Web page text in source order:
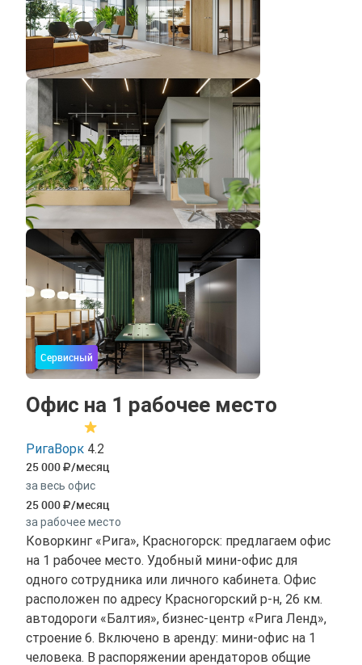
Сервисный
Офис на 1 рабочее место
РигаВорк 4.2
25 000 /месяц
за весь офис
25 000 /месяц
за рабочее место
Коворкинг «Рига», Красногорск: предлагаем офис
на 1 рабочее место. Удобный мини-офис для
одного сотрудника или личного кабинета. Офис
расположен по адресу Красногорский р-н, 26 км.
автодороги «Балтия», бизнес-центр «Рига Ленд»,
строение 6. Включено в аренду: мини-офис на 1
человека. В распоряжении арендаторов общие